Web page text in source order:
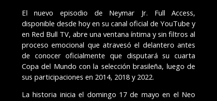
El nuevo episodio de Neymar Jr. Full Access,
disponible desde hoy en su canal oficial de YouTube y
en Red Bull TV, abre una ventana íntima y sin filtros al
proceso emocional que atravesó el delantero antes
de conocer oficialmente que disputará su cuarta
Copa del Mundo con la selección brasileña, luego de
sus participaciones en 2014, 2018 y 2022.
La historia inicia el domingo 17 de mayo en el Neo